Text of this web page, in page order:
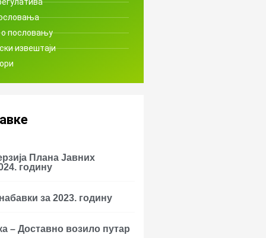
о пословању
извештаји
Плана Јавних
годину
за 2023. годину
– Доставно возило путар